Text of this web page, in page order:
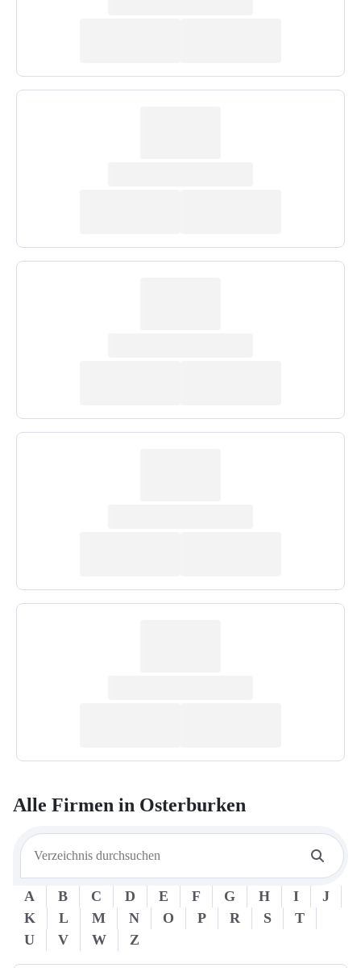
Alle Firmen in Osterburken
A B C D E F G H I
J
K
L M N O P R S
T
U
V W Z